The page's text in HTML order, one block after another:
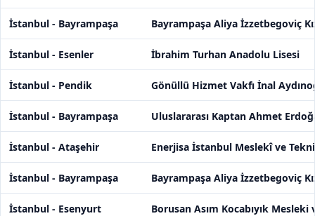
İstanbul - Bayrampaşa Bayrampaşa Aliya İzzetbegoviç
İstanbul - Esenler İbrahim Turhan Anadolu Lisesi
İstanbul - Pendik Gönüllü Hizmet Vakfı İnal
İstanbul - Bayrampaşa Uluslararası Kaptan Ahmet
İstanbul - Ataşehir Enerjisa İstanbul Meslekî ve
İstanbul - Bayrampaşa Bayrampaşa Aliya İzzetbegoviç
İstanbul - Esenyurt Borusan Asım Kocabıyık